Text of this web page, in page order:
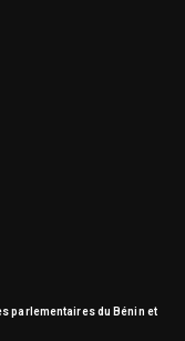
parlementaires du Bénin et